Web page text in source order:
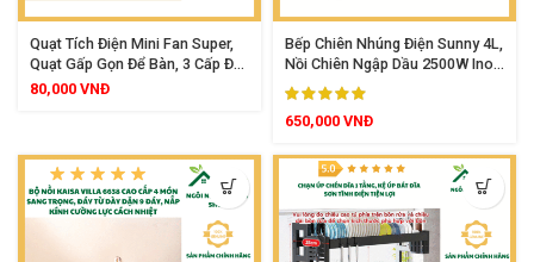
Quạt Tích Điện Mini Fan Super,
Quạt Gấp Gọn Để Bàn, 3 Cấp Độ
Gió, Nhỏ Gọn Mang Theo Mọi
80,000 VNĐ
Bếp Chiên Nhúng Điện Sunny 4L,
Nồi Chiên Ngập Dầu 2500W Inox
Cao Cấp Điều Chỉnh Nhiệt Độ
Tiện Lợi
650,000 VNĐ